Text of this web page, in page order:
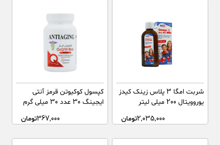
شربت امگا 3 پلاس زینک کیدز
یوروویتال 200 میلی لیتر
2,035,000تومان
کپسول کوکیوتن قرمز آنتی
ایجینگ 30 عدد 30 میلی گرم
367,000تومان